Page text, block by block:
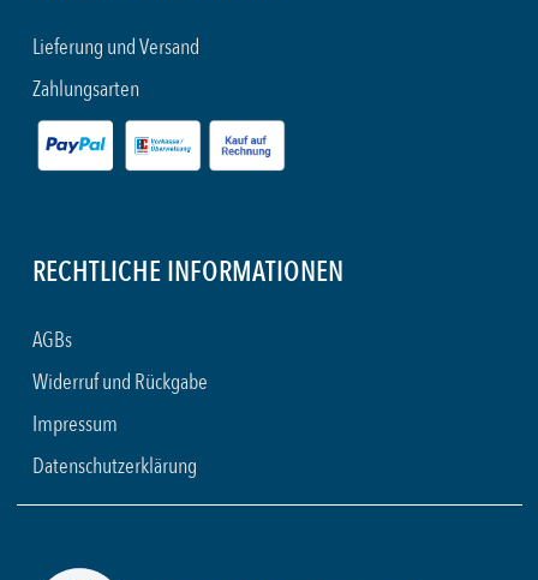
Lieferung und Versand
Zahlungsarten
RECHTLICHE INFORMATIONEN
AGBs
Widerruf und Rückgabe
Impressum
Datenschutzerklärung